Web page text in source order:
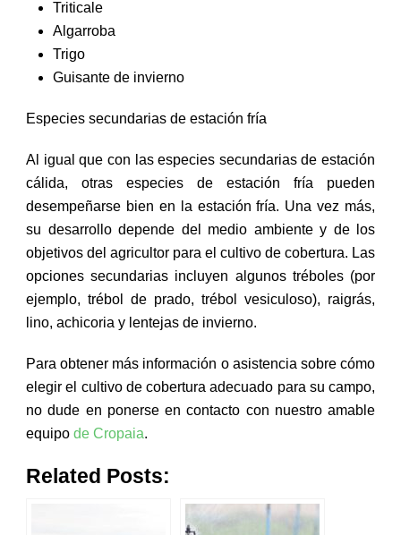
Triticale
Algarroba
Trigo
Guisante de invierno
Especies secundarias de estación fría
Al igual que con las especies secundarias de estación
cálida, otras especies de estación fría pueden
desempeñarse bien en la estación fría. Una vez más,
su desarrollo depende del medio ambiente y de los
objetivos del agricultor para el cultivo de cobertura. Las
opciones secundarias incluyen algunos tréboles (por
ejemplo, trébol de prado, trébol vesiculoso), raigrás,
lino, achicoria y lentejas de invierno.
Para obtener más información o asistencia sobre cómo
elegir el cultivo de cobertura adecuado para su campo,
no dude en ponerse en contacto con nuestro amable
equipo de Cropaia.
Related Posts: